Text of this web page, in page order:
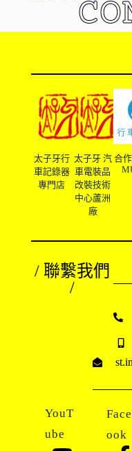
太子牙行
車記錄器
專門店
太子牙 汽
車電裝品
改裝技術
中心蘆洲
廠
合
/ 聯繫我們
/
YouT
ube
ook